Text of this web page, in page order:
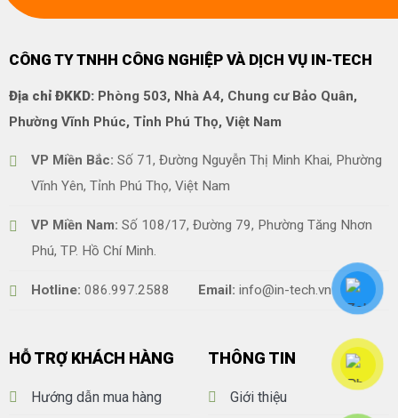
CÔNG TY TNHH CÔNG NGHIỆP VÀ DỊCH VỤ IN-TECH
Địa chỉ ĐKKD:Phòng 503, Nhà A4, Chung cư Bảo Quân,
Phường Vĩnh Phúc, Tỉnh Phú Thọ, Việt Nam
VP Miền Bắc: Số 71, Đường Nguyễn Thị Minh Khai, Phường
Vĩnh Yên, Tỉnh Phú Thọ, Việt Nam
VP Miền Nam: Số 108/17, Đường 79, Phường Tăng Nhơn
Phú, TP. Hồ Chí Minh.
Hotline: 086.997.2588 Email: info@in-tech.vn
HỖ TRỢ KHÁCH HÀNG
Hướng dẫn mua hàng
THÔNG TIN
Giới thiệu